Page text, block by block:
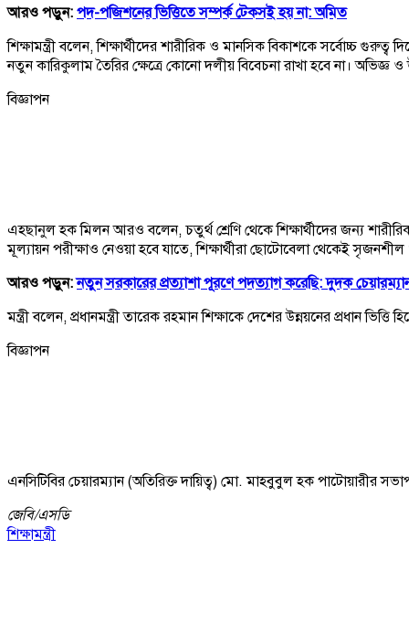
আরও পড়ুন: পদ-পজিশনের ভিত্তিতে সম্পর্ক টেকসই হয় না: অমিত
শিক্ষামন্ত্রী বলেন, শিক্ষার্থীদের শারীরিক ও মানসিক বিকাশকে সর্বোচ্চ
নতুন কারিকুলাম তৈরির ক্ষেত্রে কোনো দলীয় বিবেচনা রাখা হবে না। অভিজ্ঞ
বিজ্ঞাপন
এহছানুল হক মিলন আরও বলেন, চতুর্থ শ্রেণি থেকে শিক্ষার্থীদের জন্য
মূল্যায়ন পরীক্ষাও নেওয়া হবে যাতে, শিক্ষার্থীরা ছোটোবেলা থেকেই
আরও পড়ুন:নতুন সরকারের প্রত্যাশা পূরণে পদত্যাগ করেছি: দুদক
মন্ত্রী বলেন, প্রধানমন্ত্রী তারেক রহমান শিক্ষাকে দেশের উন্নয়নের প্রধান
বিজ্ঞাপন
এনসিটিবির চেয়ারম্যান (অতিরিক্ত দায়িত্ব) মো. মাহবুবুল হক পাটোয়ারীর
জেবি/এসডি
শিক্ষামন্ত্রী